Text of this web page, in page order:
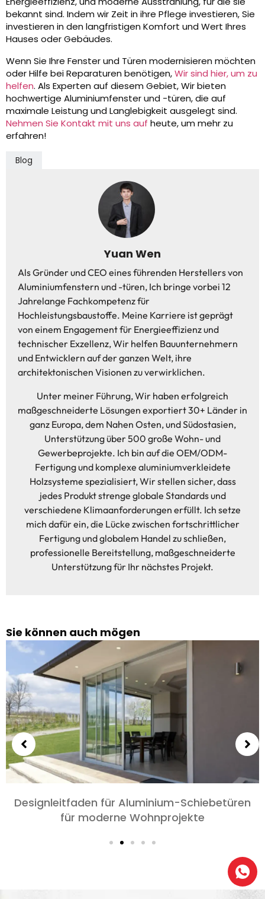
bekannt sind. Indem wir Zeit in ihre Pflege investieren, Sie
investieren in den langfristigen Komfort und Wert Ihres
Hauses oder Gebäudes.
Wenn Sie Ihre Fenster und Türen modernisieren möchten
oder Hilfe bei Reparaturen benötigen,Wir sind hier, um zu
helfen. Als Experten auf diesem Gebiet, Wir bieten
hochwertige Aluminiumfenster und -türen, die auf
maximale Leistung und Langlebigkeit ausgelegt sind.
Nehmen Sie Kontakt mit uns auf heute, um mehr zu
erfahren!
Blog
Yuan Wen
Als Gründer und CEO eines führenden Herstellers von
Aluminiumfenstern und -türen, Ich bringe vorbei 12
Jahrelange Fachkompetenz für
Hochleistungsbaustoffe. Meine Karriere ist geprägt
von einem Engagement für Energieeffizienz und
technischer Exzellenz, Wir helfen Bauunternehmern
und Entwicklern auf der ganzen Welt, ihre
architektonischen Visionen zu verwirklichen.
Unter meiner Führung, Wir haben erfolgreich
maßgeschneiderte Lösungen exportiert 30+ Länder in
ganz Europa, dem Nahen Osten, und Südostasien,
Unterstützung über 500 große Wohn- und
Gewerbeprojekte. Ich bin auf die OEM/ODM-
Fertigung und komplexe aluminiumverkleidete
Holzsysteme spezialisiert, Wir stellen sicher, dass
jedes Produkt strenge globale Standards und
verschiedene Klimaanforderungen erfüllt. Ich setze
mich dafür ein, die Lücke zwischen fortschrittlicher
Fertigung und globalem Handel zu schließen,
professionelle Bereitstellung, maßgeschneiderte
Unterstützung für Ihr nächstes Projekt.
Sie können auch mögen
Designleitfaden für Aluminium-Schiebetüren
für moderne Wohnprojekte